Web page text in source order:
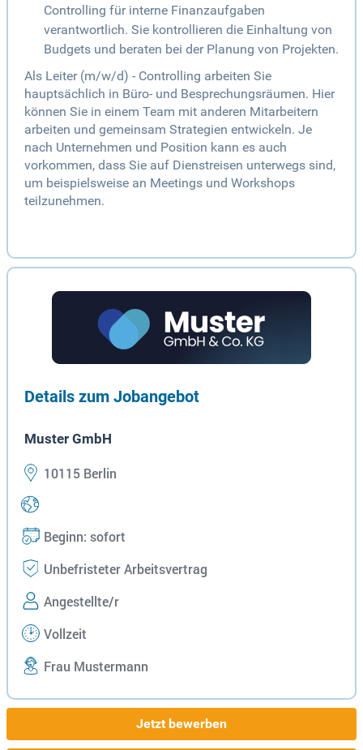
Controlling für interne Finanzaufgaben
verantwortlich. Sie kontrollieren die Einhaltung von
Budgets und beraten bei der Planung von Projekten.
Als Leiter (m/w/d) - Controlling arbeiten Sie
hauptsächlich in Büro- und Besprechungsräumen. Hier
können Sie in einem Team mit anderen Mitarbeitern
arbeiten und gemeinsam Strategien entwickeln. Je
nach Unternehmen und Position kann es auch
vorkommen, dass Sie auf Dienstreisen unterwegs sind,
um beispielsweise an Meetings und Workshops
teilzunehmen.
Details zum Jobangebot
Muster GmbH
10115 Berlin
Beginn: sofort
Unbefristeter Arbeitsvertrag
Angestellte/r
Vollzeit
Frau Mustermann
Jetzt bewerben